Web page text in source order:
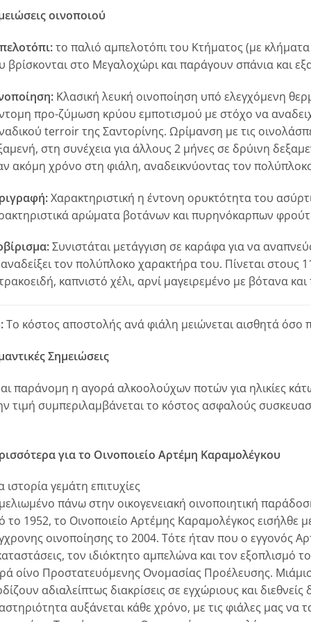
οινοποιού
το παλιό αμπελοτόπι του Κτήματος (με
βρίσκονται στο Μεγαλοχώρι και παράγουν σπάνια και
Κλασική λευκή οινοποίηση υπό ελεγχόμενη
προ-ζύμωση κρύου εμποτισμού με στόχο να
terroir της Σαντορίνης. Ωρίμανση με τις
στη συνέχεια για άλλους 2 μήνες σε δρύινη
ακόμη χρόνο στη φιάλη, αναδεικνύοντας τον
Χαρακτηριστική η έντονη ορυκτότητα του
αρώματα βοτάνων και πυρηνόκαρπων
Συνιστάται μετάγγιση σε καράφα για να
τον πολύπλοκο χαρακτήρα του. Πίνεται στους
καπνιστό χέλι, αρνί μαγειρεμένο με βότανα
Το κόστος αποστολής ανά φιάλη μειώνεται αισθητά όσο
Σημειώσεις
παράνομη η αγορά αλκοολούχων ποτών για ηλικίες
τιμή συμπεριλαμβάνεται το κόστος ασφαλούς
για το Οινοποιείο Αρτέμη Καραμολέγκου
ιστορία γεμάτη επιτυχίες
πάνω στην οικογενειακή οινοποιητική
το 1952, το Οινοποιείο Αρτέμης Καραμολέγκος
οινοποίησης το 2004. Τότε ήταν που ο εγγονός
τον ιδιόκτητο αμπελώνα και τον εξοπλισμό
οίνο Προστατευόμενης Ονομασίας Προέλευσης.
αδιαλείπτως διακρίσεις σε εγχώριους και
αυξάνεται κάθε χρόνο, με τις φιάλες μας να